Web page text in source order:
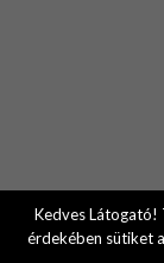
Kedves Látogató!
érdekében sütiket